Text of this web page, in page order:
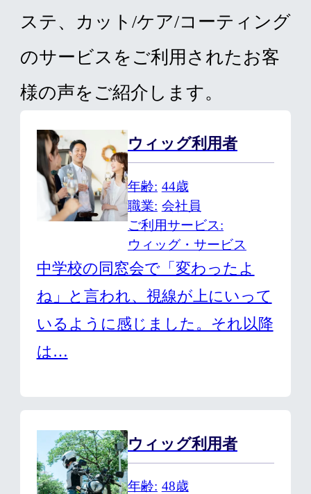
ステ、カット/ケア/コーティング
のサービスをご利用されたお客
様の声をご紹介します。
ウィッグ利用者
年齢 44歳
職業 会社員
ご利用サービス
ウィッグ・サービス
中学校の同窓会で「変わったよ
ね」と言われ、視線が上にいって
いるように感じました。それ以降
は…
ウィッグ利用者
年齢 48歳